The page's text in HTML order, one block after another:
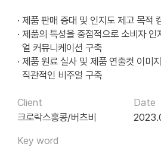
· 제품 판매 증대 및 인지도 제고 목적
· 제품의 특성을 중점적으로 소비자
얼 커뮤니케이션 구축
· 제품 원료 실사 및 제품 연출컷 이미
직관적인 비주얼 구축
Client
크로락스홍콩/버츠비
Date
Key word